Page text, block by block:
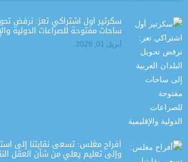
سكرتير أول اشتراكي تعز: نرفض
ساحات مفتوحة للصراعات الدولية
أبريل 01, 2026
أفراح مغلس: تسعى نقابتنا إلى
وإلى تعليم يعلي من شأن العقل